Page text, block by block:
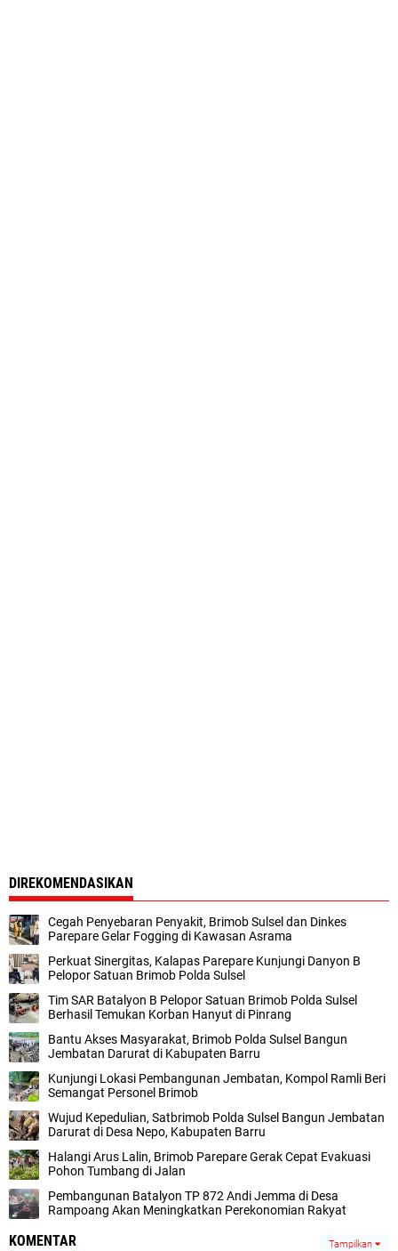
DIREKOMENDASIKAN
Cegah Penyebaran Penyakit, Brimob Sulsel dan Dinkes
Parepare Gelar Fogging di Kawasan Asrama
Perkuat Sinergitas, Kalapas Parepare Kunjungi Danyon B
Pelopor Satuan Brimob Polda Sulsel
Tim SAR Batalyon B Pelopor Satuan Brimob Polda Sulsel
Berhasil Temukan Korban Hanyut di Pinrang
Bantu Akses Masyarakat, Brimob Polda Sulsel Bangun
Jembatan Darurat di Kabupaten Barru
Kunjungi Lokasi Pembangunan Jembatan, Kompol Ramli Beri
Semangat Personel Brimob
Wujud Kepedulian, Satbrimob Polda Sulsel Bangun Jembatan
Darurat di Desa Nepo, Kabupaten Barru
Halangi Arus Lalin, Brimob Parepare Gerak Cepat Evakuasi
Pohon Tumbang di Jalan
Pembangunan Batalyon TP 872 Andi Jemma di Desa
Rampoang Akan Meningkatkan Perekonomian Rakyat
KOMENTAR Tampilkan